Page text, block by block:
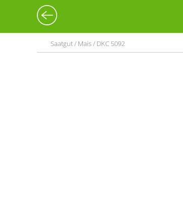
Saatgut / Mais / DKC 5092